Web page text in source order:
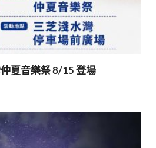
夏音樂祭 8/15 登場